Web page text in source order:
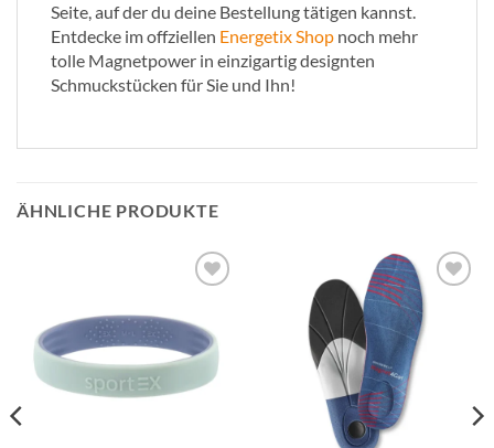
Seite, auf der du deine Bestellung tätigen kannst.
Entdecke im offziellen Energetix Shop noch mehr
tolle Magnetpower in einzigartig designten
Schmuckstücken für Sie und Ihn!
ÄHNLICHE PRODUKTE
Wunschliste
hinzufügen
Zur
Wunschliste
hinzufügen